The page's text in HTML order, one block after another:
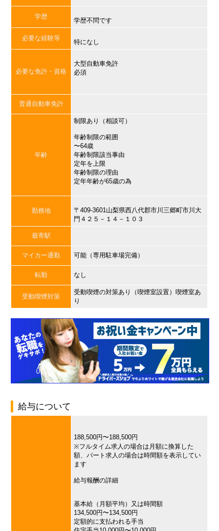
学歴
学歴不問です
必要な経験等
特になし
必要な免許・資格
大型自動車免許
必須
普通自動車免許
年齢
制限あり（相談可）
年齢制限の範囲
〜64歳
年齢制限該当事由
定年を上限
年齢制限の理由
定年年齢が65歳の為
勤務地
〒409-3601山梨県西八代郡市川三郷町市川大
門４２５－１４－１０３
最寄駅
マイカー通勤 可能（専用駐車場完備）
転勤 なし
受動喫煙対策
受動喫煙の対策あり（喫煙室設置）喫煙室あ
り
給与について
188,500円〜188,500円
※フルタイム求人の場合は月額に換算した
額、パート求人の場合は時間額を表示してい
ます
給与報酬の詳細
基本給（月額平均）又は時間額
134,500円〜134,500円
定額的に支払われる手当